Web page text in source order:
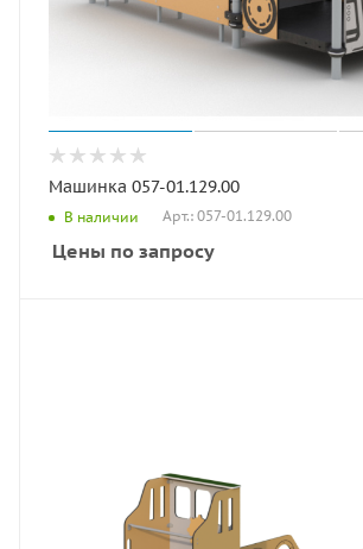
Машинка 057-01.129.00
В наличии Арт.: 057-01.129.00
Цены по запросу